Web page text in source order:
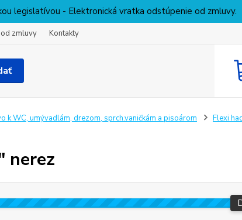
legislatívou - Elektronická vratka odstúpenie od zmluvy.
zmluvy Kontakty
k WC, umývadlám, drezom, sprch.vaničkám a pisoárom Flexi
nerez